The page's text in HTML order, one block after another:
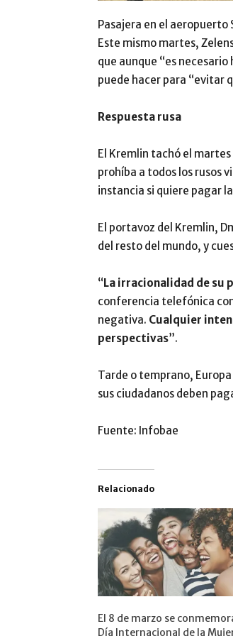
Pasajera en el
Este mismo martes,
que aunque “es
puede hacer para “evitar
Respuesta rusa
El Kremlin tachó el
prohíba a todos los rusos
instancia si quiere pagar
El portavoz del Kremlin,
del resto del mundo, y
“La irracionalidad de su
conferencia telefónica
negativa. Cualquier
perspectivas”.
Tarde o temprano,
sus ciudadanos deben
Fuente: Infobae
Relacionado
El 8 de marzo se
Día Internacional de la